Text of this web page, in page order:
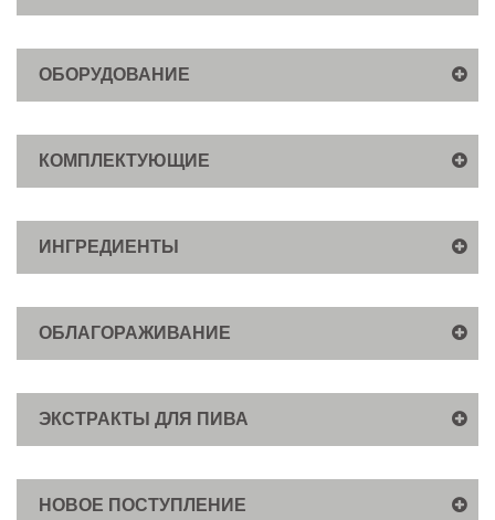
ОБОРУДОВАНИЕ
КОМПЛЕКТУЮЩИЕ
ИНГРЕДИЕНТЫ
ОБЛАГОРАЖИВАНИЕ
ЭКСТРАКТЫ ДЛЯ ПИВА
НОВОЕ ПОСТУПЛЕНИЕ